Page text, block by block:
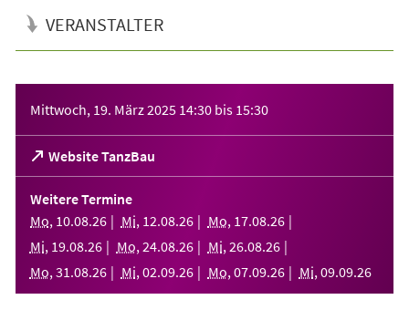
VERANSTALTER
Mittwoch, 19. März 2025 14:30 bis 15:30
Website TanzBau
(Öffnet
in
einem
neuen
Tab)
Weitere Termine
Mo, 10.08.26 Mi, 12.08.26 Mo, 17.08.26
Mi, 19.08.26 Mo, 24.08.26 Mi, 26.08.26
Mo, 31 .08.26 Mi, 02.09.26 Mo, 07.09.26 Mi, 09.09.26